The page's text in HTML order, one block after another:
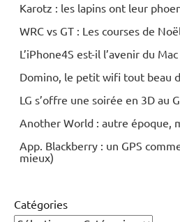
Karotz : les lapins ont leur
WRC vs GT : Les courses de
L’iPhone4S est-il l’avenir du Mac
Domino, le petit wifi tout beau
LG s’offre une soirée en 3D au
Another World : autre époque,
App. Blackberry : un GPS
mieux)
Catégories